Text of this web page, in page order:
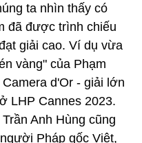
ta nhìn thấy có
đã được trình chiếu
giải cao. Ví dụ vừa
vàng" của Phạm
d'Or - giải lớn
LHP Cannes 2023.
Anh Hùng cũng
Pháp gốc Việt,